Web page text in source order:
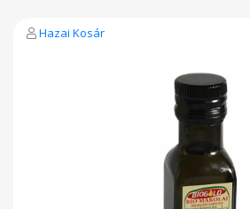
salátákhoz, kifőtt tésztákhoz. Ízlés
finom kenyérrel fogyasztva,
íze pikánsan fűszerezi ételeinket.
Tárolása: napfénytől védett, száraz,
után hűtőben tárolandó. Átlagos
kJ / 900 kcal Zsír: 100 g amelyből
Szénhidrát: 0 g amelyből cukor: 0 g
Hazai Kosár